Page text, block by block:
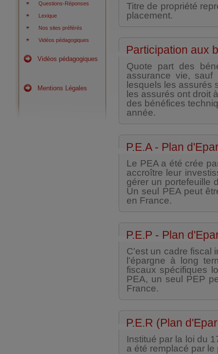
Questions-Réponses
Lexique
Nos sites préférés
Vidéos pédagogiques
Vidéos pédagogiques
Mentions Légales
Titre de propriété
placement.
Participation aux
Quote part des
assurance vie,
lesquels les assurés
les assurés ont droit
des bénéfices
année.
P.E.A - Plan
Le PEA a été crée
accroître leur
gérer un portefeuille
Un seul PEA peut
en France.
P.E.P - Plan
C'est un cadre fiscal
l'épargne à long
fiscaux spécifiques
PEA, un seul PEP
France.
P.E.R (Plan
Institué par la loi du
a été remplacé par